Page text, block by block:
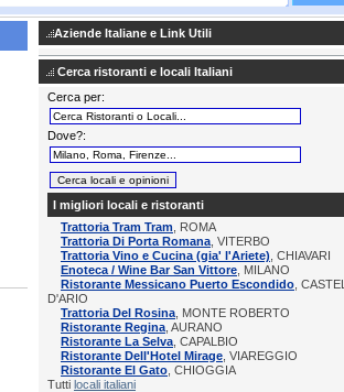
Aziende Italiane e Link Utili
Cerca ristoranti e locali Italiani
Cerca per:
Dove?:
I migliori locali e ristoranti
Trattoria Tram Tram , ROMA
Trattoria Di Porta Romana , VITERBO
Trattoria Vino e Cucina (gia' l'Ariete) , CHIAVARI
Enoteca / Wine Bar San Vittore , MILANO
Ristorante Messicano Puerto Escondido , CASTEL
D'ARIO
Trattoria Del Rosina , MONTE ROBERTO
Ristorante Regina , AURANO
Ristorante La Selva , CAPALBIO
Ristorante Dell'Hotel Mirage , VIAREGGIO
Ristorante El Gato , CHIOGGIA
Tutti locali italiani